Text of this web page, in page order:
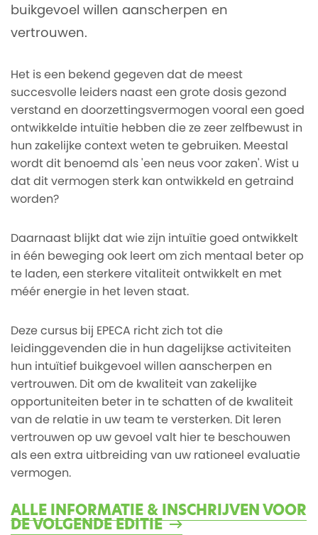
buikgevoel willen aanscherpen en
vertrouwen.
Het is een bekend gegeven dat de meest
succesvolle leiders naast een grote dosis gezond
verstand en doorzettingsvermogen vooral een goed
ontwikkelde intuïtie hebben die ze zeer zelfbewust in
hun zakelijke context weten te gebruiken. Meestal
wordt dit benoemd als 'een neus voor zaken'. Wist u
dat dit vermogen sterk kan ontwikkeld en getraind
worden?
Daarnaast blijkt dat wie zijn intuïtie goed ontwikkelt
in één beweging ook leert om zich mentaal beter op
te laden, een sterkere vitaliteit ontwikkelt en met
méér energie in het leven staat.
Deze cursus bij EPECA richt zich tot die
leidinggevenden die in hun dagelijkse activiteiten
hun intuïtief buikgevoel willen aanscherpen en
vertrouwen. Dit om de kwaliteit van zakelijke
opportuniteiten beter in te schatten of de kwaliteit
van de relatie in uw team te versterken. Dit leren
vertrouwen op uw gevoel valt hier te beschouwen
als een extra uitbreiding van uw rationeel evaluatie
vermogen.
ALLE INFORMATIE & INSCHRIJVEN VOOR
DE VOLGENDE EDITIE